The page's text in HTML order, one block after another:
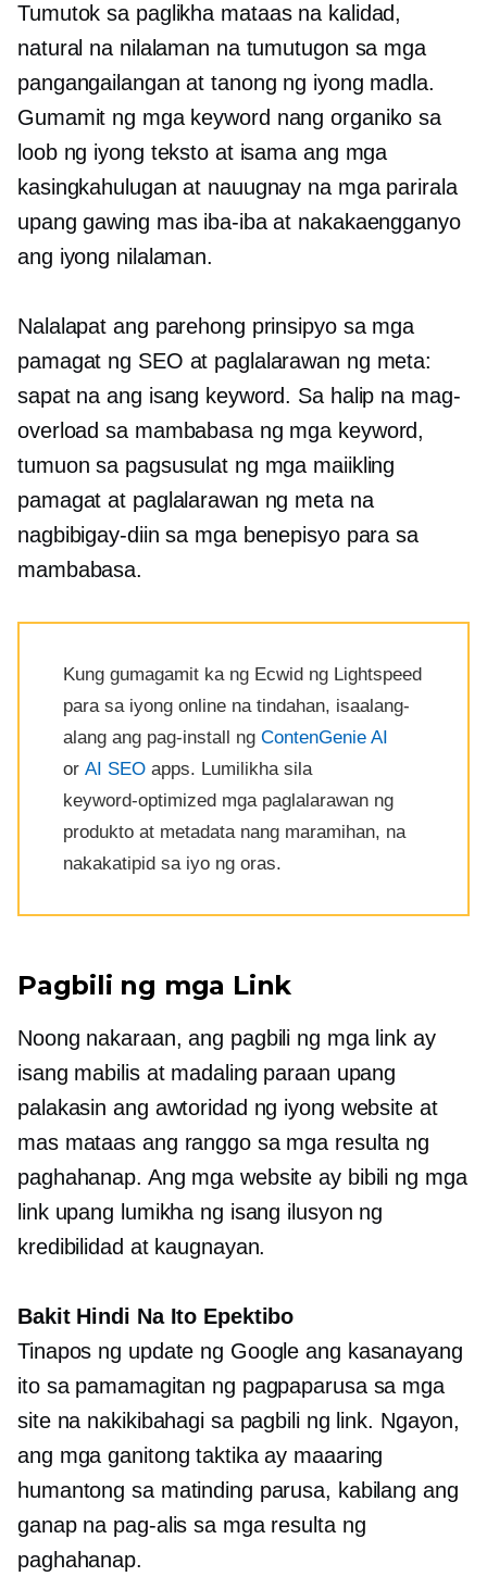
Tumutok sa paglikha mataas na kalidad,
natural na nilalaman na tumutugon sa mga
pangangailangan at tanong ng iyong madla.
Gumamit ng mga keyword nang organiko sa
loob ng iyong teksto at isama ang mga
kasingkahulugan at nauugnay na mga parirala
upang gawing mas iba-iba at nakakaengganyo
ang iyong nilalaman.
Nalalapat ang parehong prinsipyo sa mga
pamagat ng SEO at paglalarawan ng meta:
sapat na ang isang keyword. Sa halip na mag-
overload sa mambabasa ng mga keyword,
tumuon sa pagsusulat ng mga maiikling
pamagat at paglalarawan ng meta na
nagbibigay-diin sa mga benepisyo para sa
mambabasa.
Kung gumagamit ka ng Ecwid ng Lightspeed
para sa iyong online na tindahan, isaalang-
alang ang pag-install ng ContenGenie AI
or AI SEO apps. Lumilikha sila
keyword-optimized mga paglalarawan ng
produkto at metadata nang maramihan, na
nakakatipid sa iyo ng oras.
Pagbili ng mga Link
Noong nakaraan, ang pagbili ng mga link ay
isang mabilis at madaling paraan upang
palakasin ang awtoridad ng iyong website at
mas mataas ang ranggo sa mga resulta ng
paghahanap. Ang mga website ay bibili ng mga
link upang lumikha ng isang ilusyon ng
kredibilidad at kaugnayan.
Bakit Hindi Na Ito Epektibo
Tinapos ng update ng Google ang kasanayang
ito sa pamamagitan ng pagpaparusa sa mga
site na nakikibahagi sa pagbili ng link. Ngayon,
ang mga ganitong taktika ay maaaring
humantong sa matinding parusa, kabilang ang
ganap na pag-alis sa mga resulta ng
paghahanap.